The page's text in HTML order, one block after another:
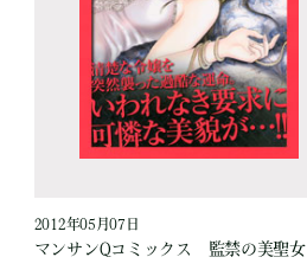
2012年05月07日
マンサンQコミックス 監禁の美聖女